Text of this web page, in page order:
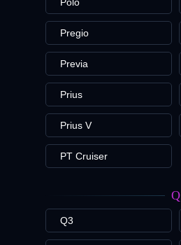
Pregio
Previa
Prius
Prius V
PT Cruiser
Q
Q3